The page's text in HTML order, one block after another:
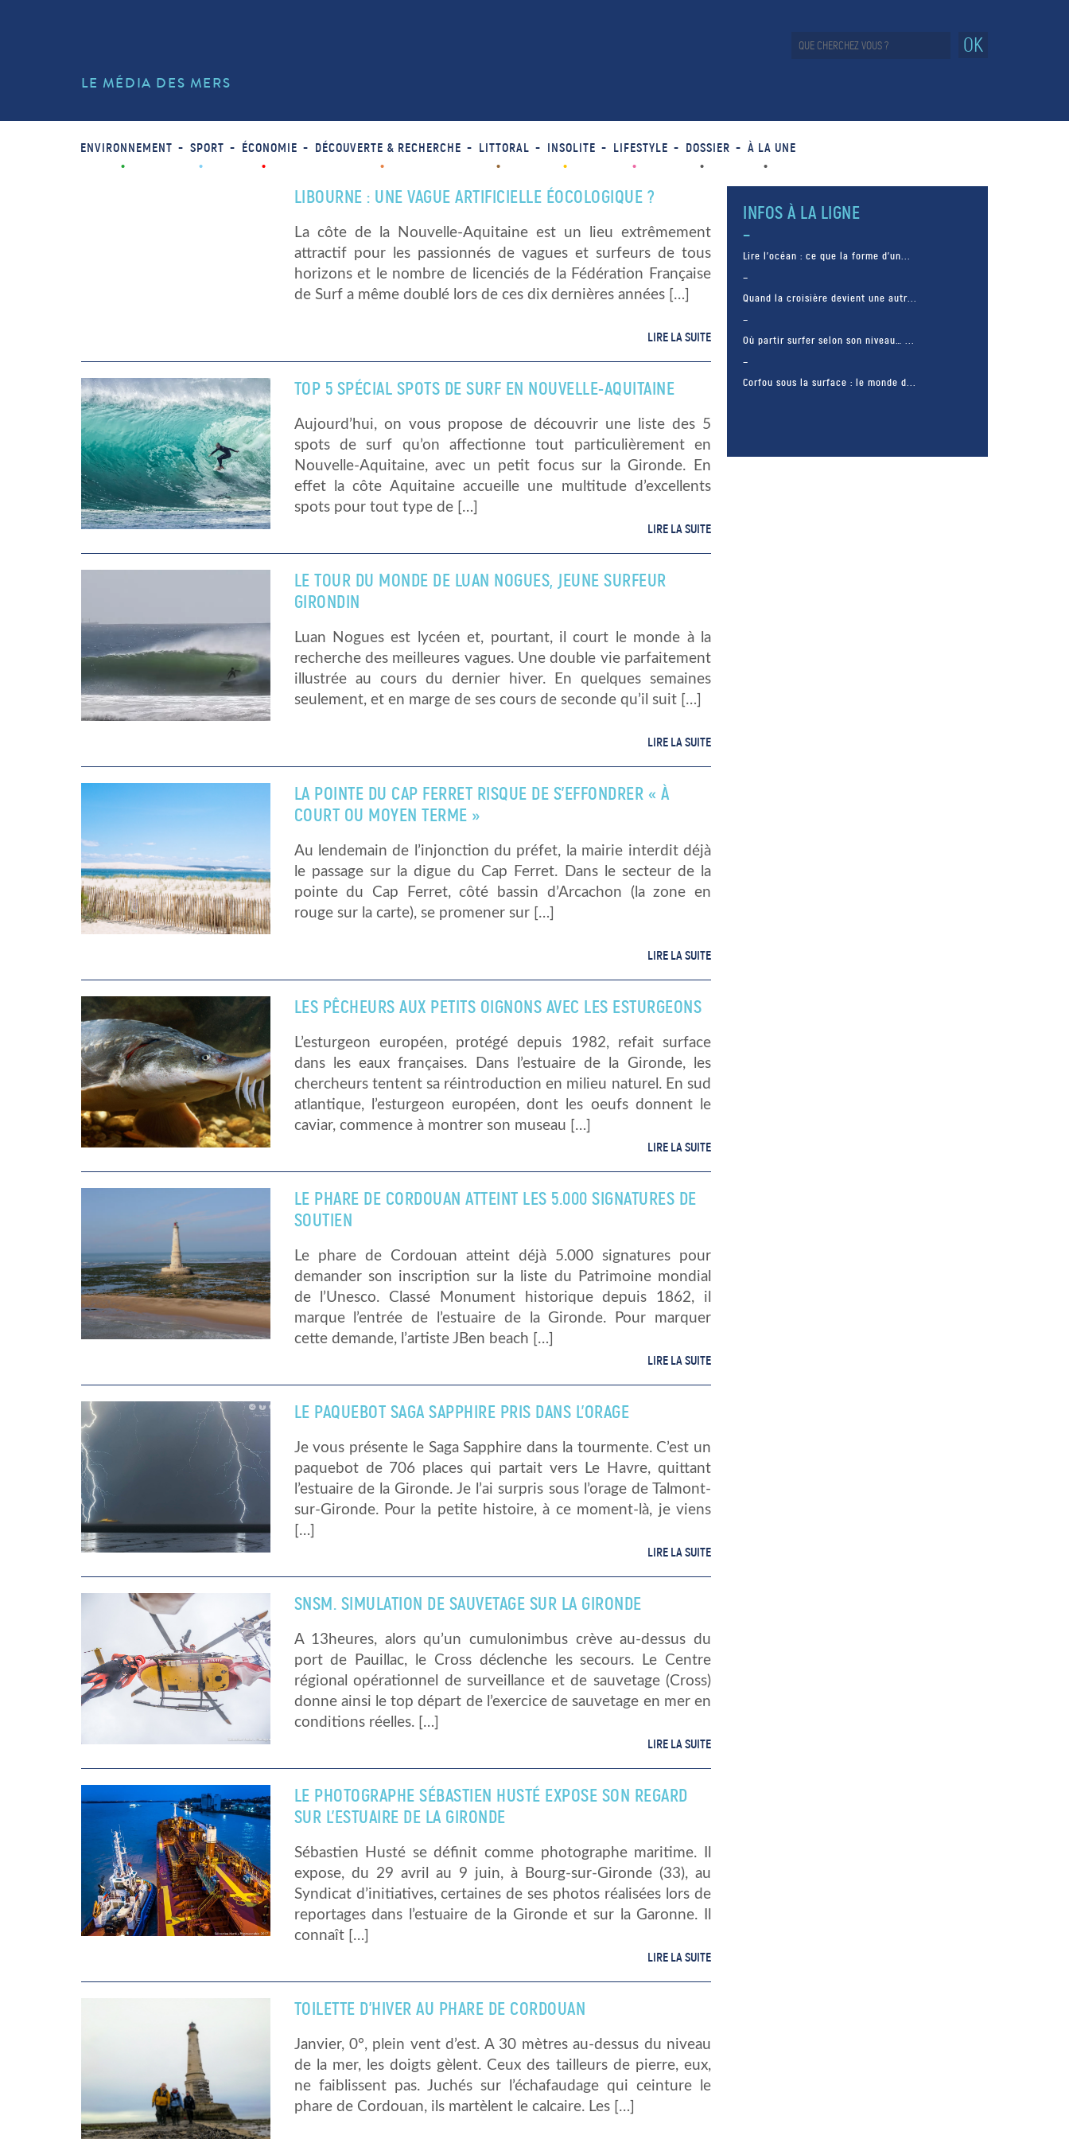
LE MÉDIA DES MERS
OK
ENVIRONNEMENT SPORT ÉCONOMIE DÉCOUVERTE & RECHERCHE LITTORAL INSOLITE LIFESTYLE DOSSIER À LA UNE
LIBOURNE : UNE VAGUE ARTIFICIELLE ÉOCOLOGIQUE ?
La côte de la Nouvelle-Aquitaine est un lieu extrêmement
attractif pour les passionnés de vagues et surfeurs de tous
horizons et le nombre de licenciés de la Fédération Française
de Surf a même doublé lors de ces dix dernières années […]
LIRE LA SUITE
TOP 5 SPÉCIAL SPOTS DE SURF EN NOUVELLE-AQUITAINE
Aujourd’hui, on vous propose de découvrir une liste des 5
spots de surf qu’on affectionne tout particulièrement en
Nouvelle-Aquitaine, avec un petit focus sur la Gironde. En
effet la côte Aquitaine accueille une multitude d’excellents
spots pour tout type de […]
LIRE LA SUITE
LE TOUR DU MONDE DE LUAN NOGUES, JEUNE SURFEUR
GIRONDIN
Luan Nogues est lycéen et, pourtant, il court le monde à la
recherche des meilleures vagues. Une double vie parfaitement
illustrée au cours du dernier hiver. En quelques semaines
seulement, et en marge de ses cours de seconde qu’il suit […]
LIRE LA SUITE
LA POINTE DU CAP FERRET RISQUE DE S’EFFONDRER « À
COURT OU MOYEN TERME »
Au lendemain de l’injonction du préfet, la mairie interdit déjà
le passage sur la digue du Cap Ferret. Dans le secteur de la
pointe du Cap Ferret, côté bassin d’Arcachon (la zone en
rouge sur la carte), se promener sur […]
LIRE LA SUITE
LES PÊCHEURS AUX PETITS OIGNONS AVEC LES ESTURGEONS
L’esturgeon européen, protégé depuis 1982, refait surface
dans les eaux françaises. Dans l’estuaire de la Gironde, les
chercheurs tentent sa réintroduction en milieu naturel. En sud
atlantique, l’esturgeon européen, dont les oeufs donnent le
caviar, commence à montrer son museau […]
LIRE LA SUITE
LE PHARE DE CORDOUAN ATTEINT LES 5.000 SIGNATURES DE
SOUTIEN
Le phare de Cordouan atteint déjà 5.000 signatures pour
demander son inscription sur la liste du Patrimoine mondial
de l’Unesco. Classé Monument historique depuis 1862, il
marque l’entrée de l’estuaire de la Gironde. Pour marquer
cette demande, l’artiste JBen beach […]
LIRE LA SUITE
LE PAQUEBOT SAGA SAPPHIRE PRIS DANS L’ORAGE
Je vous présente le Saga Sapphire dans la tourmente. C’est un
paquebot de 706 places qui partait vers Le Havre, quittant
l’estuaire de la Gironde. Je l’ai surpris sous l’orage de Talmont-
sur-Gironde. Pour la petite histoire, à ce moment-là, je viens
[…]
LIRE LA SUITE
SNSM. SIMULATION DE SAUVETAGE SUR LA GIRONDE
A 13heures, alors qu’un cumulonimbus crève au-dessus du
port de Pauillac, le Cross déclenche les secours. Le Centre
régional opérationnel de surveillance et de sauvetage (Cross)
donne ainsi le top départ de l’exercice de sauvetage en mer en
conditions réelles. […]
LIRE LA SUITE
LE PHOTOGRAPHE SÉBASTIEN HUSTÉ EXPOSE SON REGARD
SUR L’ESTUAIRE DE LA GIRONDE
Sébastien Husté se définit comme photographe maritime. Il
expose, du 29 avril au 9 juin, à Bourg-sur-Gironde (33), au
Syndicat d’initiatives, certaines de ses photos réalisées lors de
reportages dans l’estuaire de la Gironde et sur la Garonne. Il
connaît […]
LIRE LA SUITE
TOILETTE D’HIVER AU PHARE DE CORDOUAN
Janvier, 0°, plein vent d’est. A 30 mètres au-dessus du niveau
de la mer, les doigts gèlent. Ceux des tailleurs de pierre, eux,
ne faiblissent pas. Juchés sur l’échafaudage qui ceinture le
phare de Cordouan, ils martèlent le calcaire. Les […]
INFOS À LA LIGNE
Lire l’océan : ce que la forme d’un...
Quand la croisière devient une autr...
Où partir surfer selon son niveau… ...
Corfou sous la surface : le monde d...